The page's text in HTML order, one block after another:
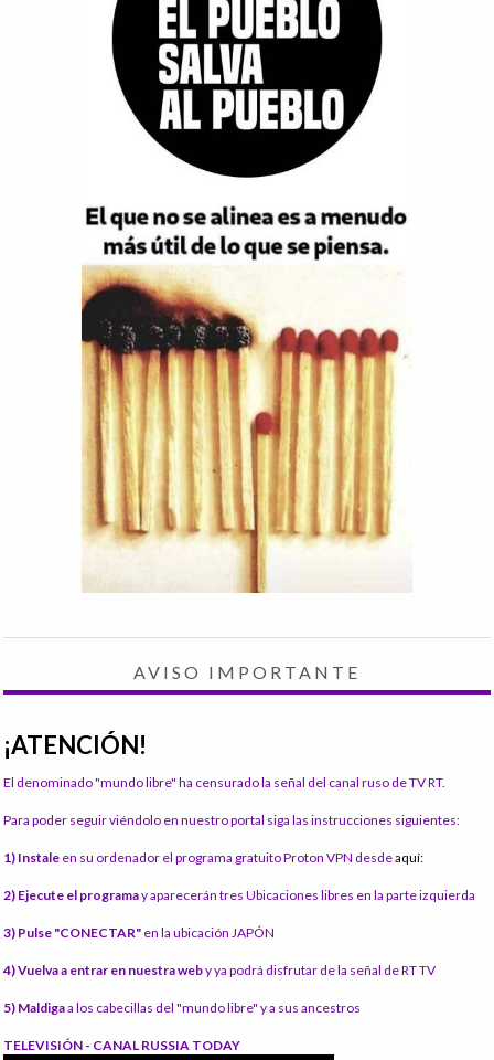
AVISO IMPORTANTE
¡ATENCIÓN!
El denominado "mundo libre" ha censurado la señal del canal ruso de TV RT.
Para poder seguir viéndolo en nuestro portal siga las instrucciones siguientes:
1) Instale en su ordenador el programa gratuito Proton VPN desdeaquí:
2) Ejecute el programay aparecerán tres Ubicaciones libres en la parte izquierda
3) Pulse "CONECTAR" en la ubicación JAPÓN
4) Vuelva a entrar en nuestra weby ya podrá disfrutar de la señal de RT TV
5) Maldigaa los cabecillas del "mundo libre" y a sus ancestros
TELEVISIÓN - CANAL RUSSIA TODAY